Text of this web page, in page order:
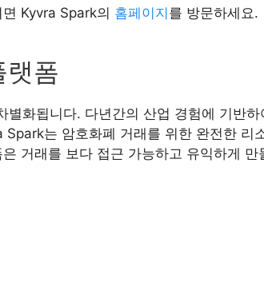
Kyvra Spark의 홈페이지 를 방문하세요.
폼
화됩니다. 다년간의 산업 경험에 기반
는 암호화폐 거래를 위한 완전한
거래를 보다 접근 가능하고 유익하게 만